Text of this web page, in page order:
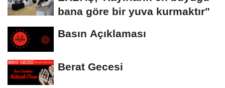
bana göre bir yuva kurmaktır"
Basın Açıklaması
Berat Gecesi